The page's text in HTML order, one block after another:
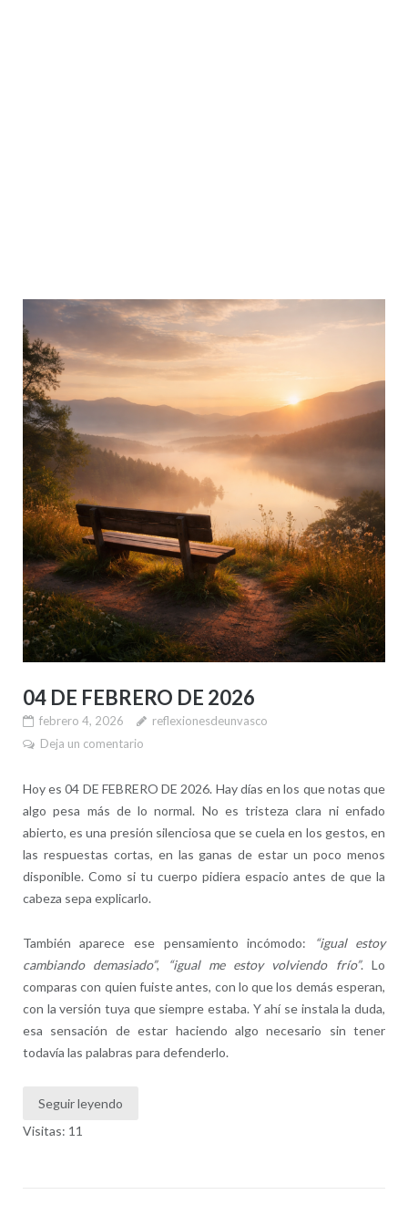
04 DE FEBRERO DE 2026
febrero 4, 2026
reflexionesdeunvasco
Deja un comentario
Hoy es 04 DE FEBRERO DE 2026. Hay días en los que notas que
algo pesa más de lo normal. No es tristeza clara ni enfado
abierto, es una presión silenciosa que se cuela en los gestos, en
las respuestas cortas, en las ganas de estar un poco menos
disponible. Como si tu cuerpo pidiera espacio antes de que la
cabeza sepa explicarlo.
También aparece ese pensamiento incómodo:
“igual estoy
cambiando demasiado”, “igual me estoy volviendo frío”. Lo
comparas con quien fuiste antes, con lo que los demás esperan,
con la versión tuya que siempre estaba. Y ahí se instala la duda,
esa sensación de estar haciendo algo necesario sin tener
todavía las palabras para defenderlo.
Seguir leyendo
Visitas: 11